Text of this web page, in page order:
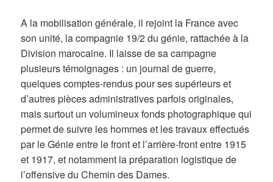
A la mobilisation générale, il rejoint la France avec
son unité, la compagnie 19/2 du génie, rattachée à la
Division marocaine. Il laisse de sa campagne
plusieurs témoignages : un journal de guerre,
quelques comptes-rendus pour ses supérieurs et
d’autres pièces administratives parfois originales,
mais surtout un volumineux fonds photographique qui
permet de suivre les hommes et les travaux effectués
par le Génie entre le front et l’arrière-front entre 1915
et 1917, et notamment la préparation logistique de
l’offensive du Chemin des Dames.